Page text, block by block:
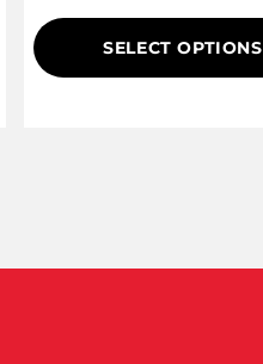
SELECT OPTIONS